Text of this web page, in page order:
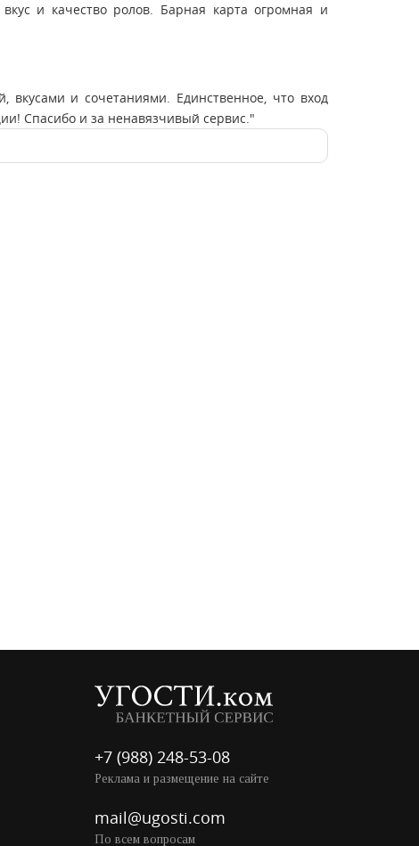
и качество ролов. Барная карта огромная и
вкусами и сочетаниями. Единственное, что вход
Спасибо и за ненавязчивый сервис."
+7 (988) 248-53-08
Реклама и размещение на сайте
mail@ugosti.com
По всем вопросам